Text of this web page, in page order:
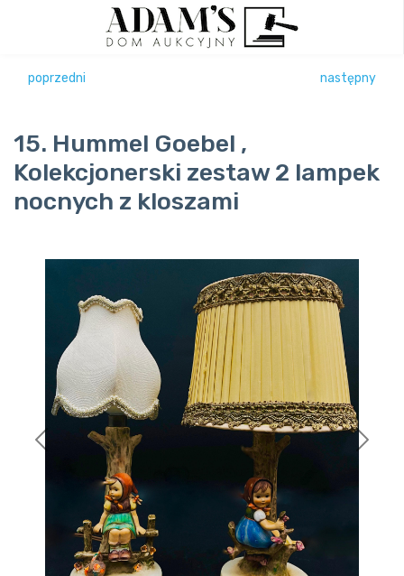
poprzedni następny
15. Hummel Goebel ,
Kolekcjonerski zestaw 2 lampek
nocnych z kloszami
Previous Next